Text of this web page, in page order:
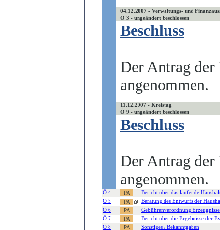
04.12.2007 - Verwaltungs- und
Ö 3 - ungeändert beschlossen
Beschluss
Der Antrag
angenommen.
11.12.2007 - Kreistag
Ö 9 - ungeändert beschlossen
Beschluss
Der Antrag
angenommen.
Ö 4
Bericht über das laufende
Ö 5
Beratung des Entwurfs der
Ö 6
Gebührenverordnung
Ö 7
Bericht über die Ergebnisse der
Ö 8
Sonstiges / Bekanntgaben